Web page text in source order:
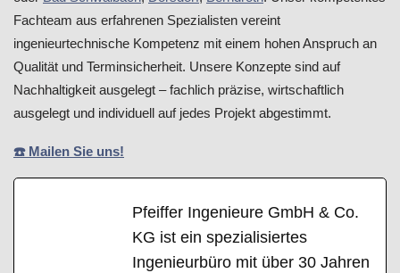
Fachteam aus erfahrenen Spezialisten vereint
ingenieurtechnische Kompetenz mit einem hohen Anspruch an
Qualität und Terminsicherheit. Unsere Konzepte sind auf
Nachhaltigkeit ausgelegt – fachlich präzise, wirtschaftlich
ausgelegt und individuell auf jedes Projekt abgestimmt.
☎️ Mailen Sie uns!
Pfeiffer Ingenieure GmbH & Co.
KG ist ein spezialisiertes
Ingenieurbüro mit über 30 Jahren